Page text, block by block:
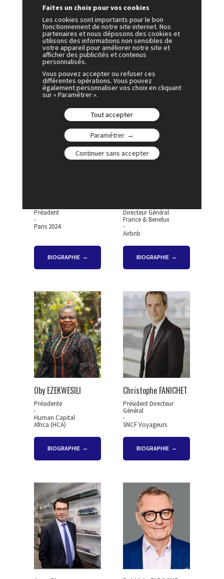
Karim EL AYNAOUI
Président Exécutif
Policy Center for the
New South
BIOGRAPHIE
Ruth ELKRIEF
Editorialiste
-
LCI
Président
-
Paris 2024
BIOGRAPHIE
Directeur Général
France & Benelux
-
Airbnb
BIOGRAPHIE
Oby EZEKWESILI
Présidente
-
Human Capital
Africa (HCA)
BIOGRAPHIE
Christophe FANICHET
Président Directeur
Général
-
SNCF Voyageurs
BIOGRAPHIE
Faites un choix pour vos cookies
Les cookies sont importants pour le bon
fonctionnement de notre site internet. Nos
partenaires et nous déposons des cookies et
utilisons des informations non sensibles de
votre appareil pour améliorer notre site et
afficher des publicités et contenus
personnalisés.
Vous pouvez accepter ou refuser ces
différentes opérations. Vous pouvez
également personnaliser vos choix en cliquant
sur « Paramétrer ».
Tout accepter
Paramétrer
Continuer sans accepter